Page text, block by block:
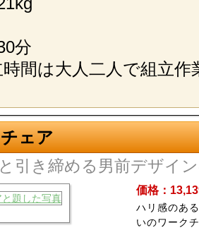
分
間は大人二人で組立作
ェア
引き締める男前デザイ
価格：
ハリ感のあ
いのワーク